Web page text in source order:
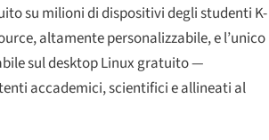
su milioni di dispositivi degli studenti K-
altamente personalizzabile, e l’unico
sul desktop Linux gratuito —
accademici, scientifici e allineati al